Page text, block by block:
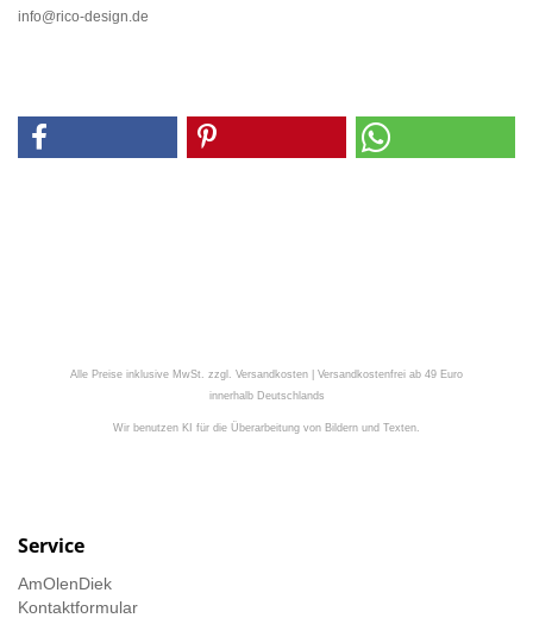
info@rico-design.de
Alle Preise inklusive MwSt. zzgl. Versandkosten | Versandkostenfrei ab 49 Euro
innerhalb Deutschlands
Wir benutzen KI für die Überarbeitung von Bildern und Texten.
Service
AmOlenDiek
Kontaktformular